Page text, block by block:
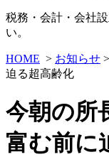
税務・会計・会社
い。
HOME > お知らせ
迫る超高齢化
今朝の
富む前に